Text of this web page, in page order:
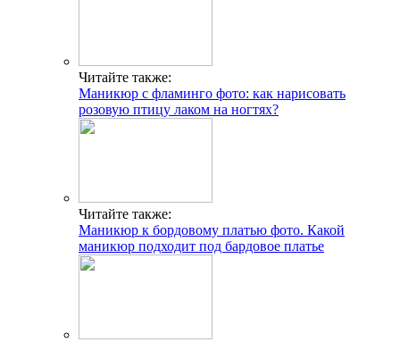
Читайте также:
Маникюр с фламинго фото: как нарисовать
розовую птицу лаком на ногтях?
Читайте также:
Маникюр к бордовому платью фото. Какой
маникюр подходит под бардовое платье